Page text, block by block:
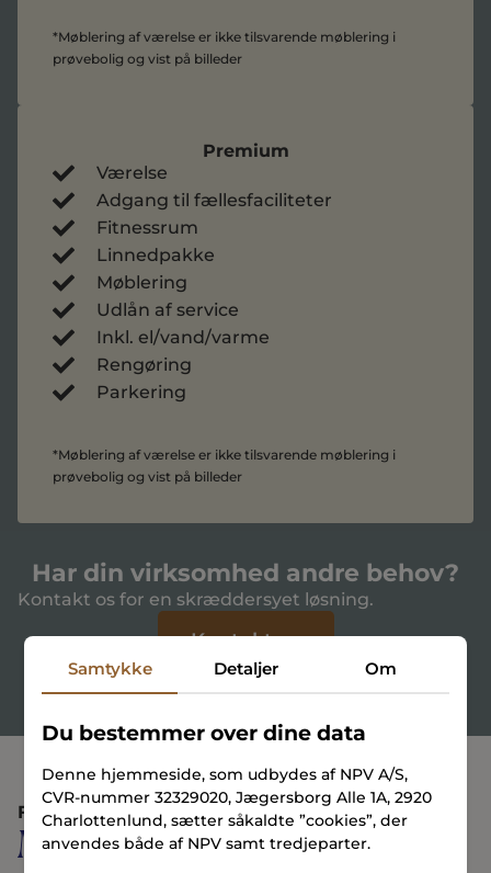
*Møblering af værelse er ikke tilsvarende møblering i
prøvebolig og vist på billeder
Premium
Værelse
Adgang til fællesfaciliteter
Fitnessrum
Linnedpakke
Møblering
Udlån af service
Inkl. el/vand/varme
Rengøring
Parkering
*Møblering af værelse er ikke tilsvarende møblering i
prøvebolig og vist på billeder
Har din virksomhed andre behov?
Kontakt os for en skræddersyet løsning.
Kontakt os
FÆLLESSKAB
Mere end blot et sted at
Samtykke Detaljer Om
Du bestemmer over dine data
Denne hjemmeside, som udbydes af NPV A/S,
CVR-nummer 32329020, Jægersborg Alle 1A, 2920
Charlottenlund, sætter såkaldte ”cookies”, der
anvendes både af NPV samt tredjeparter.